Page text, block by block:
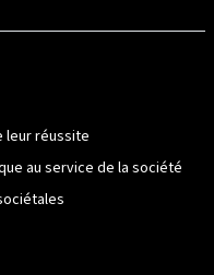
leur réussite
au service de la société